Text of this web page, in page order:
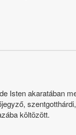
Isten akaratában
költözött.